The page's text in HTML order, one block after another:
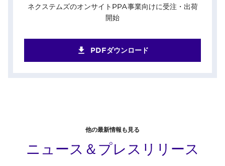
ネクステムズのオンサイトPPA事業向けに受注・出荷
開始
PDFダウンロード
他の最新情報も見る
ニュース＆プレスリリース